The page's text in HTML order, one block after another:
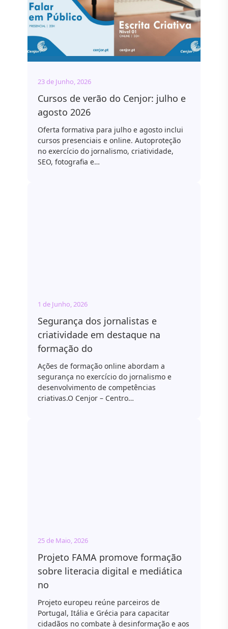
23 de Junho, 2026
Cursos de verão do Cenjor: julho e
agosto 2026
Oferta formativa para julho e agosto inclui
cursos presenciais e online. Autoproteção
no exercício do jornalismo, criatividade,
SEO, fotografia e…
1 de Junho, 2026
Segurança dos jornalistas e
criatividade em destaque na
formação do
Ações de formação online abordam a
segurança no exercício do jornalismo e
desenvolvimento de competências
criativas.O Cenjor – Centro…
25 de Maio, 2026
Projeto FAMA promove formação
sobre literacia digital e mediática
no
Projeto europeu reúne parceiros de
Portugal, Itália e Grécia para capacitar
cidadãos no combate à desinformação e aos